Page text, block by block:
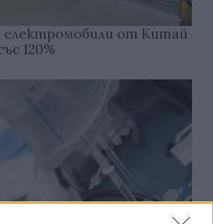
електромобили от Китай
120%